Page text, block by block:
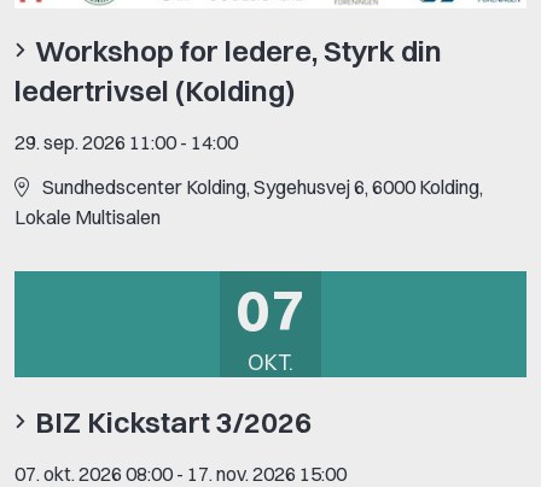
Workshop for ledere, Styrk din
ledertrivsel (Kolding)
29. sep. 2026 11:00 - 14:00
Sundhedscenter Kolding, Sygehusvej 6, 6000 Kolding,
Lokale Multisalen
07
OKT.
BIZ Kickstart 3/2026
07. okt. 2026 08:00 - 17. nov. 2026 15:00